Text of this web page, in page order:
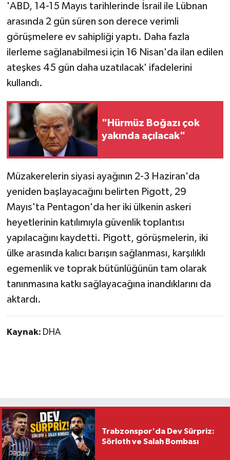
'ABD, 14-15 Mayıs tarihlerinde İsrail ile Lübnan
arasında 2 gün süren son derece verimli
görüşmelere ev sahipliği yaptı. Daha fazla
ilerleme sağlanabilmesi için 16 Nisan'da ilan edilen
ateşkes 45 gün daha uzatılacak' ifadelerini
kullandı.
"Hürmüz Boğazı çok
yakında açılacak"
Müzakerelerin siyasi ayağının 2-3 Haziran'da
yeniden başlayacağını belirten Pigott, 29
Mayıs'ta Pentagon'da her iki ülkenin askeri
heyetlerinin katılımıyla güvenlik toplantısı
yapılacağını kaydetti. Pigott, görüşmelerin, iki
ülke arasında kalıcı barışın sağlanması, karşılıklı
egemenlik ve toprak bütünlüğünün tam olarak
tanınmasına katkı sağlayacağına inandıklarını da
aktardı.
Kaynak: DHA
Trabzonspor'da Dev Sürpriz:
Sörloth ve Salah Bombası